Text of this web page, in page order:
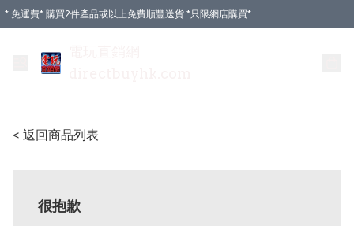
* 免運費* 購買2件產品或以上免費順豐送貨 *只限網店購買*
< 返回商品列表
很抱歉